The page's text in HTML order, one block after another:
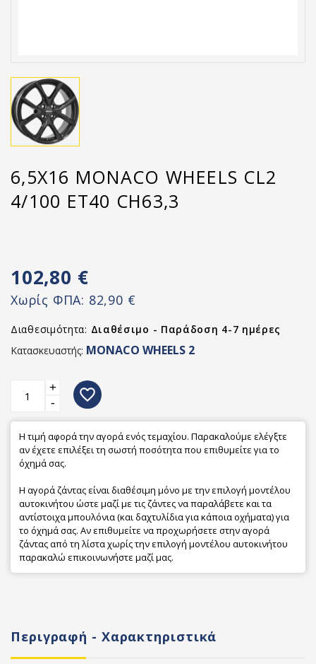
6,5X16 MONACO WHEELS CL2
4/100 ET40 CH63,3
102,80 €
Χωρίς ΦΠΑ: 82,90 €
Διαθεσιμότητα: Διαθέσιμο - Παράδοση 4-7 ημέρες
Κατασκευαστής: MONACO WHEELS 2
+
-
favorite_border
Η τιμή αφορά την αγορά ενός τεμαχίου. Παρακαλούμε ελέγξτε
αν έχετε επιλέξει τη σωστή ποσότητα που επιθυμείτε για το
όχημά σας.
Η αγορά ζάντας είναι διαθέσιμη μόνο με την επιλογή μοντέλου
αυτοκινήτου ώστε μαζί με τις ζάντες να παραλάβετε και τα
αντίστοιχα μπουλόνια (και δαχτυλίδια για κάποια οχήματα) για
το όχημά σας. Αν επιθυμείτε να προχωρήσετε στην αγορά
ζάντας από τη λίστα χωρίς την επιλογή μοντέλου αυτοκινήτου
παρακαλώ επικοινωνήστε μαζί μας.
Περιγραφή - Χαρακτηριστικά